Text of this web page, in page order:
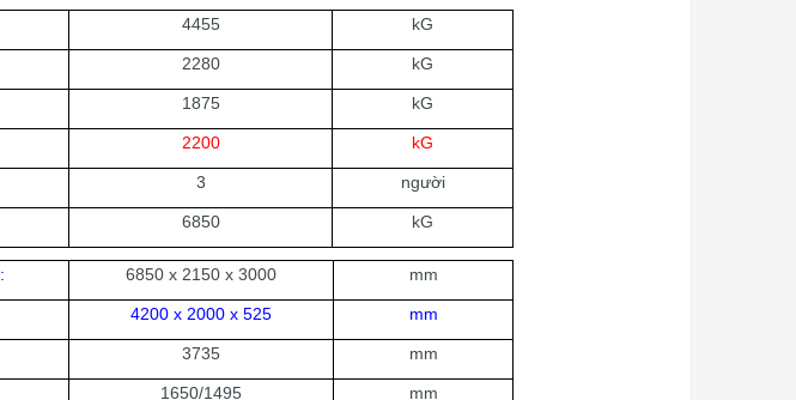
4455 kG
2280 kG
1875 kG
2200 kG
3 người
6850 kG
: 6850 x 2150 x 3000 mm
4200 x 2000 x 525 mm
3735 mm
1650/1495 mm